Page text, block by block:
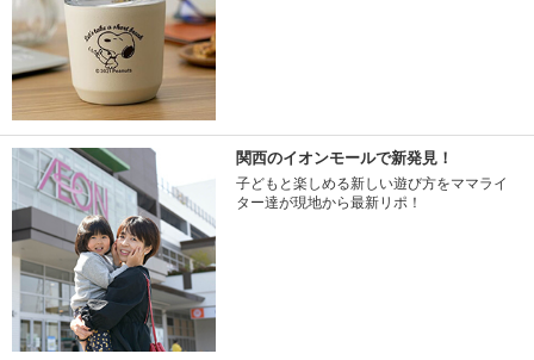
関西のイオンモールで新発見！
子どもと楽しめる新しい遊び方をママライ
ター達が現地から最新リポ！